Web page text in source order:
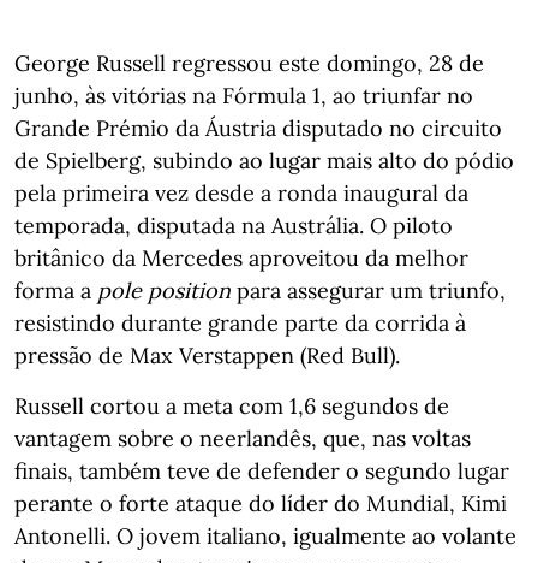
George Russell regressou este domingo, 28 de
junho, às vitórias na Fórmula 1, ao triunfar no
Grande Prémio da Áustria disputado no circuito
de Spielberg, subindo ao lugar mais alto do pódio
pela primeira vez desde a ronda inaugural da
temporada, disputada na Austrália. O piloto
britânico da Mercedes aproveitou da melhor
forma a pole position para assegurar um triunfo,
resistindo durante grande parte da corrida à
pressão de Max Verstappen (Red Bull).
Russell cortou a meta com 1,6 segundos de
vantagem sobre o neerlandês, que, nas voltas
finais, também teve de defender o segundo lugar
perante o forte ataque do líder do Mundial, Kimi
Antonelli. O jovem italiano, igualmente ao volante